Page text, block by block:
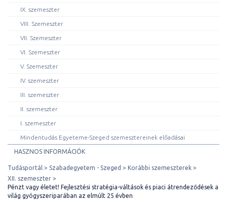
IX. szemeszter
VIII. Szemeszter
VII. Szemeszter
VI. Szemeszter
V. Szemeszter
IV. szemeszter
III. szemeszter
II. szemeszter
I. szemeszter
Mindentudás Egyeteme-Szeged szemesztereinek előadásai
HASZNOS INFORMÁCIÓK
Tudásportál Szabadegyetem - Szeged
Korábbi szemeszterek
XII. szemeszter
Pénzt vagy életet! Fejlesztési stratégia-váltások és piaci átrendeződések a
világ gyógyszeriparában az elmúlt 25 évben